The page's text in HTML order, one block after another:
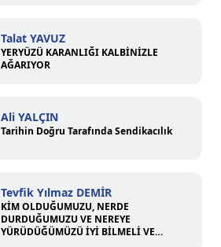
Talat YAVUZ
YERYÜZÜ KARANLIĞI KALBİNİZLE
AĞARIYOR
Ali YALÇIN
Tarihin Doğru Tarafında Sendikacılık
Tevfik Yılmaz DEMİR
KİM OLDUĞUMUZU, NERDE
DURDUĞUMUZU VE NEREYE
YÜRÜDÜĞÜMÜZÜ İYİ BİLMELİ VE